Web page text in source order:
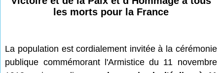
les morts pour la France
La population est cordialement invitée à la cérémonie
publique commémorant l'Armistice du 11 novembre